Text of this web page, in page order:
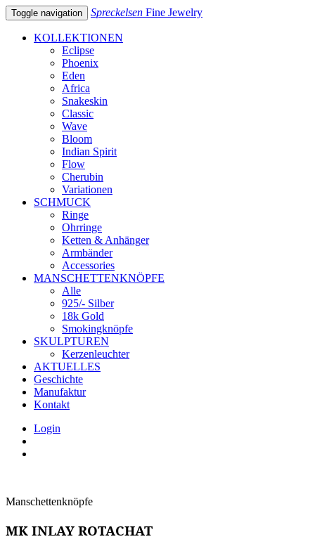
Toggle navigation Spreckelsen Fine Jewelry
KOLLEKTIONEN
Eclipse
Phoenix
Eden
Africa
Snakeskin
Classic
Wave
Bloom
Indian Spirit
Flow
Cherubin
Variationen
SCHMUCK
Ringe
Ohrringe
Ketten & Anhänger
Armbänder
Accessories
MANSCHETTENKNÖPFE
Alle
925/- Silber
18k Gold
Smokingknöpfe
SKULPTUREN
Kerzenleuchter
AKTUELLES
Geschichte
Manufaktur
Kontakt
Login
Manschettenknöpfe
MK INLAY ROTACHAT